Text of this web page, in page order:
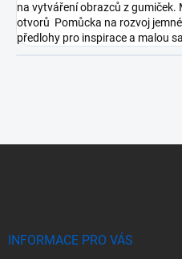
na vytváření obrazců z
otvorů Pomůcka na rozvoj
předlohy pro inspirace a malou
INFORMACE PRO VÁS